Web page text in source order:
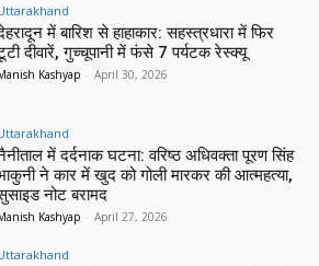
में बारिश से हाहाकार: सहस्त्रधारा में फिर
दीवारें, गुच्चूपानी में फंसे 7 पर्यटक रेस्क्यू
Kashyap - April 30, 2026
में दर्दनाक घटना: वरिष्ठ अधिवक्ता पूरण सिंह
ने कार में खुद को गोली मारकर की आत्महत्या,
नोट बरामद
Kashyap - April 27, 2026